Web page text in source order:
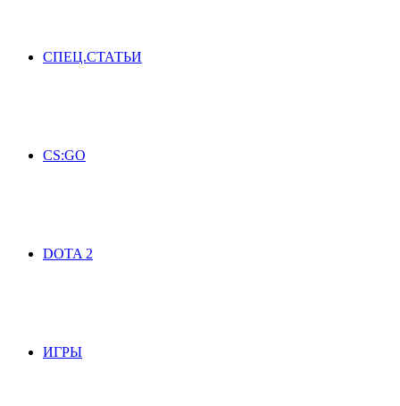
СПЕЦ.СТАТЬИ
CS:GO
DOTA 2
ИГРЫ